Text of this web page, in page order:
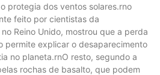
protegia dos ventos solares.rno
feito por cientistas da
Reino Unido, mostrou que a perda
permite explicar o desaparecimento
no planeta.rnO resto, segundo a
rochas de basalto, que podem